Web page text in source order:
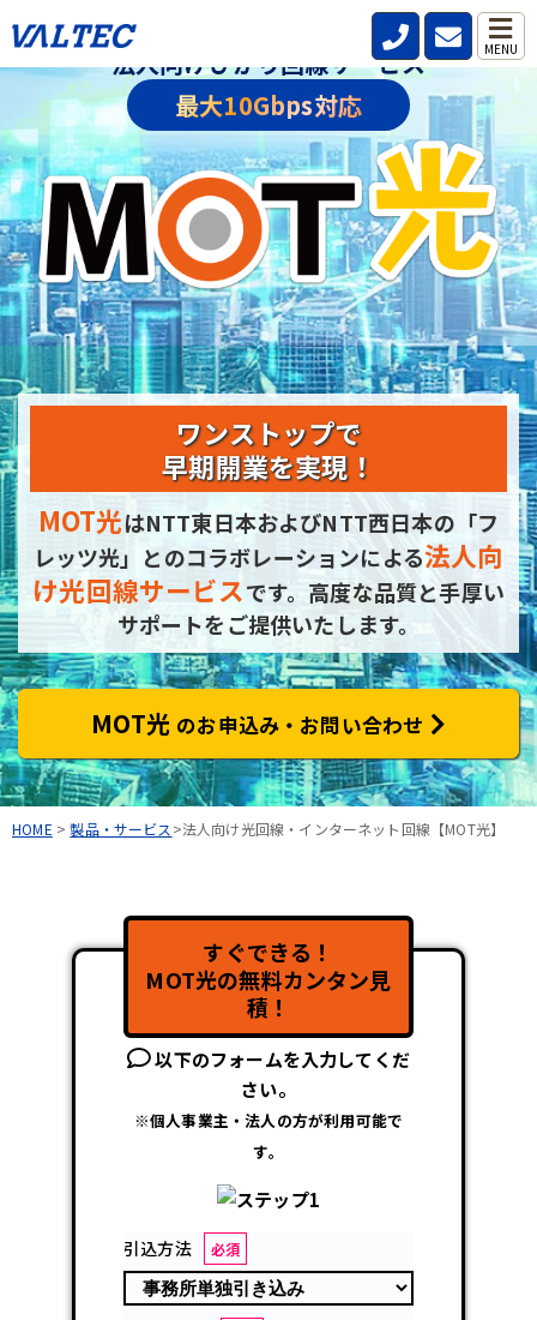
MENU
法人向けひかり回線サービス
最大10Gbps対応
ワンストップで
早期開業を実現！
MOT光はNTT東日本およびNTT西日本の 「フ
レッツ光」とのコラボレーションによる法人向
け光回線サービスです。 高度な品質と手厚い
サポートをご提供いたします。
MOT光 のお申込み・お問い合わせ
HOME >製品・サービス >法人向け光回線・インターネット回線【MOT光】
すぐできる！
MOT光の無料カンタン見
積！
以下のフォームを入力してくだ
さい。
※個人事業主・法人の方が利用可能で
す。
引込方法 必須